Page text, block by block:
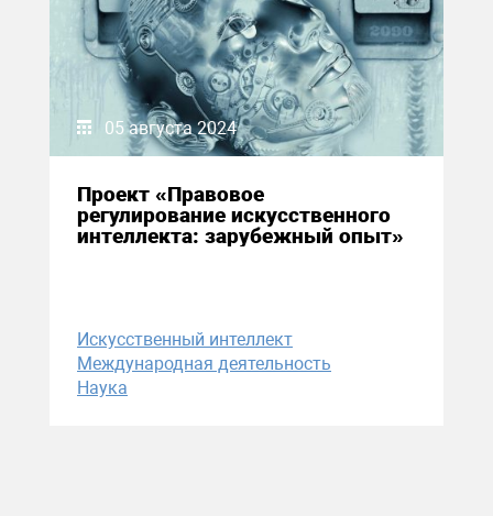
05 августа 2024
Проект «Правовое
регулирование искусственного
интеллекта: зарубежный опыт»
Искусственный интеллект
Международная деятельность
Наука